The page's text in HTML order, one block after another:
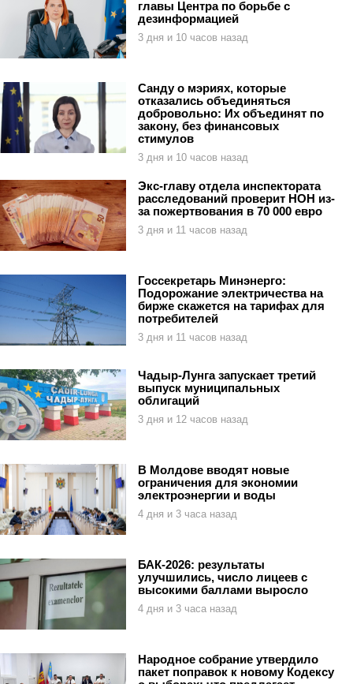
главы Центра по борьбе с
дезинформацией
3 дня и 10 часов назад
Санду о мэриях, которые
отказались объединяться
добровольно: Их объединят по
закону, без финансовых
стимулов
3 дня и 10 часов назад
Экс-главу отдела инспектората
расследований проверит НОН из-
за пожертвования в 70 000 евро
3 дня и 11 часов назад
Госсекретарь Минэнерго:
Подорожание электричества на
бирже скажется на тарифах для
потребителей
3 дня и 11 часов назад
Чадыр-Лунга запускает третий
выпуск муниципальных
облигаций
3 дня и 12 часов назад
В Молдове вводят новые
ограничения для экономии
электроэнергии и воды
4 дня и 3 часа назад
БАК-2026: результаты
улучшились, число лицеев с
высокими баллами выросло
4 дня и 3 часа назад
Народное собрание утвердило
пакет поправок к новому Кодексу